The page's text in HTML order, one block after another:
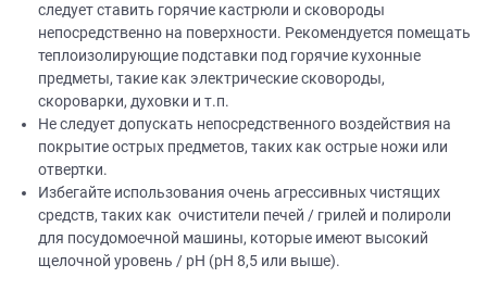
следует ставить горячие кастрюли и сковороды
непосредственно на поверхности. Рекомендуется помещать
теплоизолирующие подставки под горячие кухонные
предметы, такие как электрические сковороды,
скороварки, духовки и т.п.
Не следует допускать непосредственного воздействия на
покрытие острых предметов, таких как острые ножи или
отвертки.
Избегайте использования очень агрессивных чистящих
средств, таких как очистители печей / грилей и полироли
для посудомоечной машины, которые имеют высокий
щелочной уровень / рН (рН 8,5 или выше).